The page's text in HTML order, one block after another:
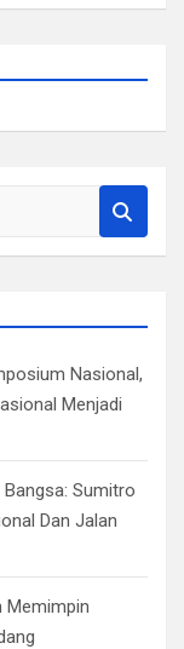
Nasional,
Menjadi
Sumitro
Dan Jalan
Memimpin